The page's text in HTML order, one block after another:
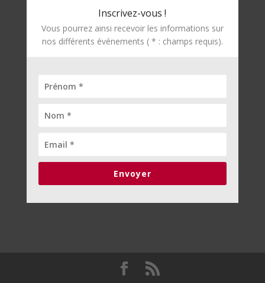
Inscrivez-vous !
Vous pourrez ainsi recevoir les informations sur
nos différents événements ( * : champs requis).
Envoyer